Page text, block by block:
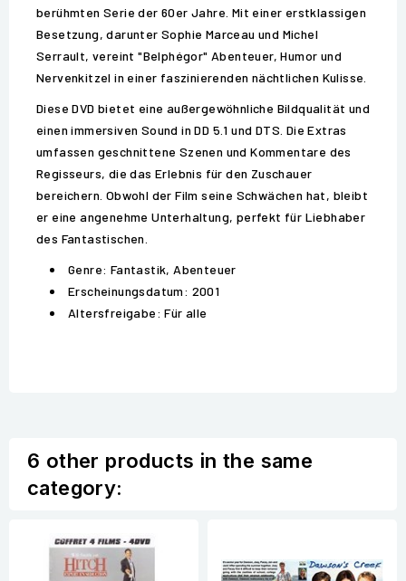
berühmten Serie der 60er Jahre. Mit einer erstklassigen
Besetzung, darunter Sophie Marceau und Michel
Serrault, vereint "Belphégor" Abenteuer, Humor und
Nervenkitzel in einer faszinierenden nächtlichen Kulisse.
Diese DVD bietet eine außergewöhnliche Bildqualität und
einen immersiven Sound in DD 5.1 und DTS. Die Extras
umfassen geschnittene Szenen und Kommentare des
Regisseurs, die das Erlebnis für den Zuschauer
bereichern. Obwohl der Film seine Schwächen hat, bleibt
er eine angenehme Unterhaltung, perfekt für Liebhaber
des Fantastischen.
Genre: Fantastik, Abenteuer
Erscheinungsdatum: 2001
Altersfreigabe: Für alle
6 other products in the same
category: